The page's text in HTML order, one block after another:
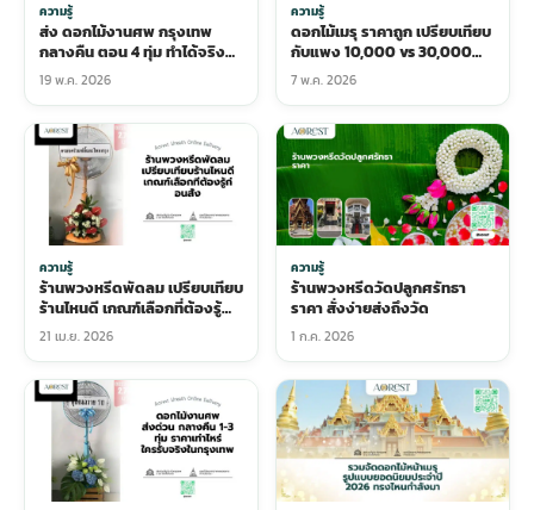
ความรู้
ส่ง ดอกไม้งานศพ กรุงเทพ
กลางคืน ตอน 4 ทุ่ม ทำได้จริง
หรือแค่โฆษณา
19 พ.ค. 2026
ความรู้
ดอกไม้เมรุ ราคาถูก เปรียบเทียบ
กับแพง 10,000 vs 30,000
บาท ต่างกันยังไง
7 พ.ค. 2026
ความรู้
ร้านพวงหรีดพัดลม เปรียบเทียบ
ร้านไหนดี เกณฑ์เลือกที่ต้องรู้
ก่อนสั่ง
21 เม.ย. 2026
ความรู้
ร้านพวงหรีดวัดปลูกศรัทธา
ราคา สั่งง่ายส่งถึงวัด
1 ก.ค. 2026